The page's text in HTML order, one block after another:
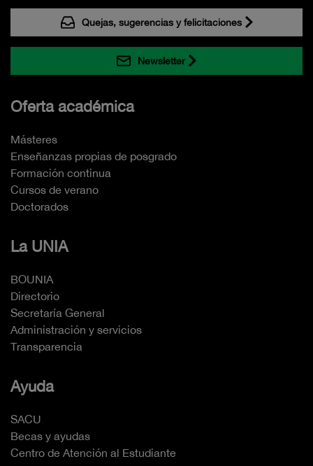
Quejas, sugerencias y felicitaciones
Newsletter
Oferta académica
Másteres
Enseñanzas propias de posgrado
Formación continua
Cursos de verano
Doctorados
La UNIA
BOUNIA
Directorio
Secretaría General
Administración y servicios
Transparencia
Ayuda
SACU
Becas y ayudas
Centro de Atención al Estudiante